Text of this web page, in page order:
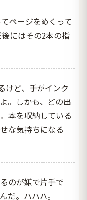
ページをめくって
にはその2本の指
けど、手がインク
。しかも、どの出
本を収納している
な気持ちになる
のが嫌で片手で
だ。ハハハ。